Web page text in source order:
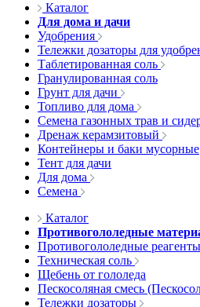
Каталог
Для дома и дачи
Удобрения
Тележки дозаторы для
Таблетированная соль
Гранулированная соль
Грунт для дачи
Топливо для дома
Семена газонных трав и
Дренаж керамзитовый
Контейнеры и баки мусорные
Тент для дачи
Для дома
Семена
Каталог
Противогололедные
Противогололедные реагенты
Техническая соль
Щебень от гололеда
Пескосоляная смесь
Тележки дозаторы